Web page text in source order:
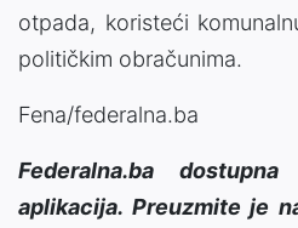
otpada, koristeći
političkim obračunima.
Fena/federalna.ba
Federalna.ba
aplikacija. Preuzmite je